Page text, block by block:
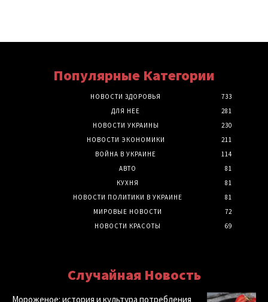
Популярные Категории
НОВОСТИ ЗДОРОВЬЯ
733
ДЛЯ НЕЕ
281
НОВОСТИ УКРАИНЫ
230
НОВОСТИ ЭКОНОМИКИ
211
ВОЙНА В УКРАИНЕ
114
АВТО
81
КУХНЯ
81
НОВОСТИ ПОЛИТИКИ В УКРАИНЕ
81
МИРОВЫЕ НОВОСТИ
72
НОВОСТИ КРАСОТЫ
69
Случайная Новость
Мороженое: история и культура потребления